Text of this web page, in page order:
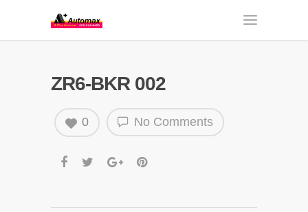
ZR6-BKR 002
No Comments
0